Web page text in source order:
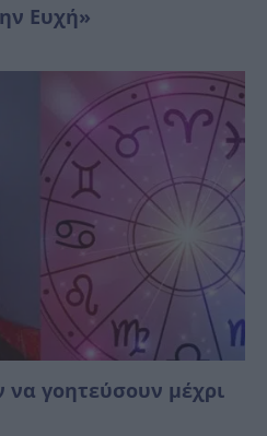
Ευχή»
να γοητεύσουν μέχρι